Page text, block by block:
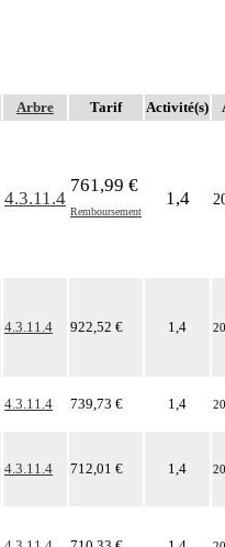
Arbre Tarif Activité(s)
4.3.11.4
761,99 €
Remboursement
1,4
4.3.11.4 922,52 € 1,4
4.3.11.4 739,73 € 1,4
4.3.11.4 712,01 € 1,4